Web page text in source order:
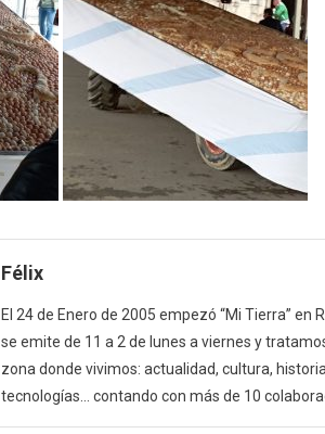
Félix
El 24 de Enero de 2005 empezó “Mi Tierra” en
se emite de 11 a 2 de lunes a viernes y
zona donde vivimos: actualidad, cultura,
tecnologías… contando con más de 10